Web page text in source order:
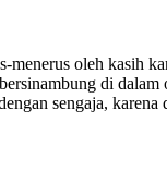
menerus oleh kasih
di dalam
sengaja,